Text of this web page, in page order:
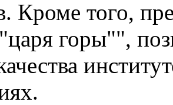
Кроме того,
горы"",